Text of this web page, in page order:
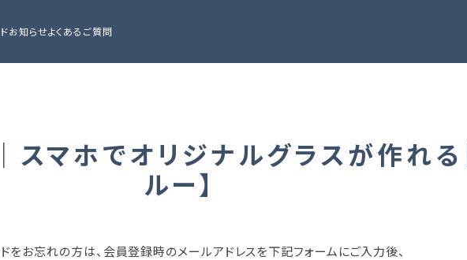
お知らせよくあるご質問
スマホでオリジナルグラスが作れる
ルー】
をお忘れの方は、会員登録時のメールアドレスを下記フォームにご入力後、